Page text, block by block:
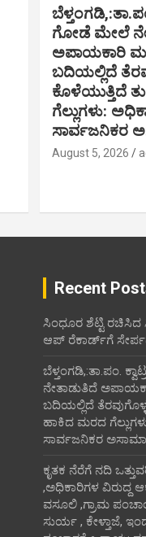
ಗೋಡೆ ಮೇಲೆ
ಅಪಾಯಕಾರಿ
ಬದಿಯಲ್ಲಿದೆ
ಕೊಳೆಯುತ್ತಿದೆ
ಗೆಲ್ಲುಗಳು:
ಸಾರ್ವಜನಿಕರ
August 5, 2026
Recent
ಸಿಂಧೂರ ಶೆಟ್ಟಿ
ಆಪ್ ರೆಕಾರ್ಡ್‌ಗೆ
ಬೆಳ್ತಂಗಡಿ,:ತಾ.ಪಂ‌.
ನೇತಾಡುತಿದೆ
ಬದಿಯಲ್ಲಿದೆ
ಹಾಕಿದ ಮರದ
ಸಾರ್ವಜನಿಕರ
ಕೃತಕ ನೆರೆಗೆ ನದಿ
,ಅಧಿಕಾರಿಗಳ ವಿರುದ್ದ
ವಸೂಲಿ ,ಗ್ರಾಮ
ಸುರ್ಯ , ಕೇಳ್ತಾಜೆ,